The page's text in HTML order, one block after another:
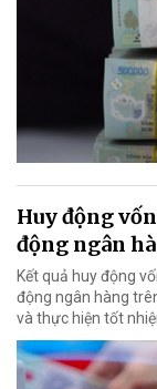
Huy động
động ngân
Kết quả huy động
động ngân hàng
và thực hiện tốt